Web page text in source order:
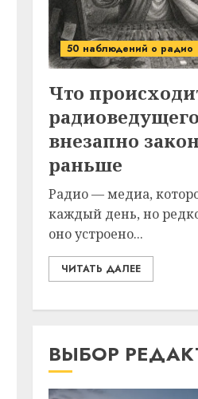
50 наблюдений о радио
Что
внезапно
раньше
Радио — медиа,
каждый день, но
оно устроено...
ЧИТАТЬ ДАЛЕЕ
ВЫБОР